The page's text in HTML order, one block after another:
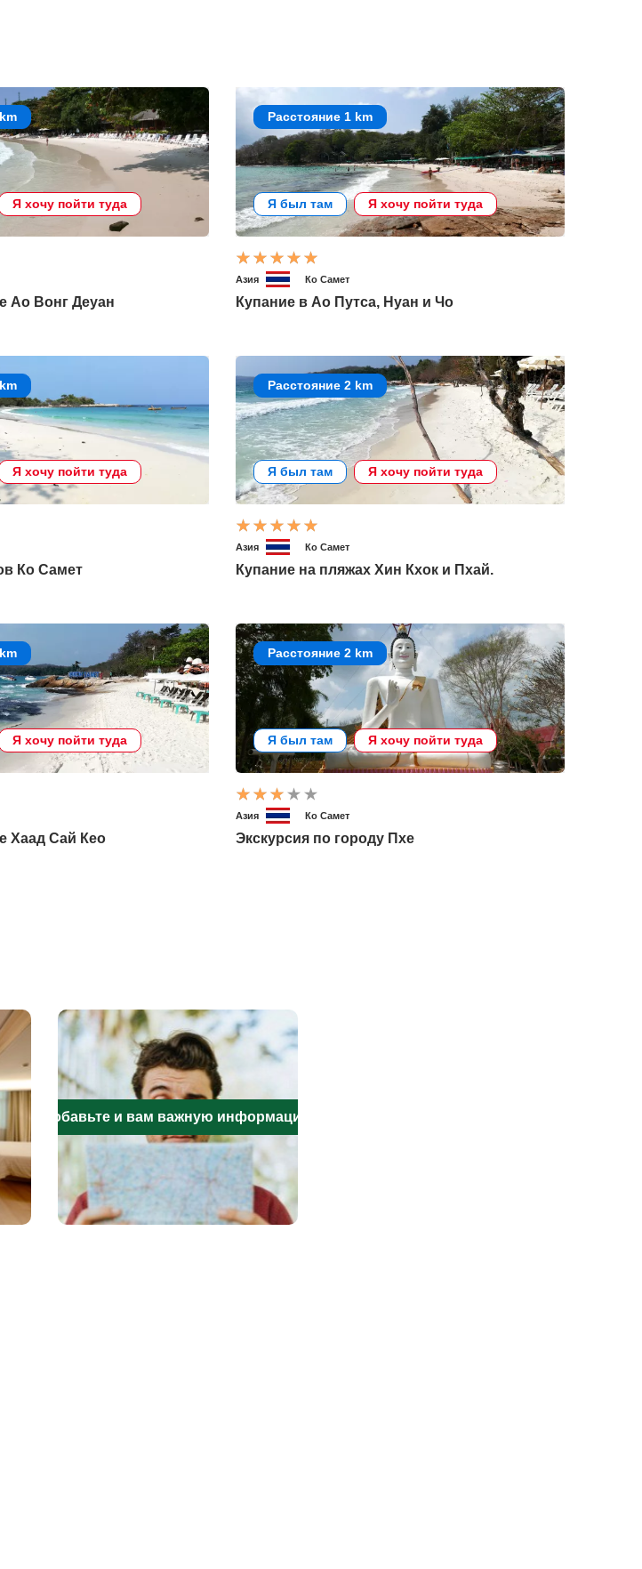
Я хочу пойти туда
Ао Вонг Деуан
Расстояние 1 km
Я был там Я хочу пойти туда
Азия Ко Самет
Купание в Ао Путса, Нуан и Чо
Я хочу пойти туда
Ко Самет
Расстояние 2 km
Я был там Я хочу пойти туда
Азия Ко Самет
Купание на пляжах Хин Кхок и Пхай.
Я хочу пойти туда
Хаад Сай Кео
Расстояние 2 km
Я был там Я хочу пойти туда
Азия Ко Самет
Экскурсия по городу Пхе
Добавьте и вам важную информацию